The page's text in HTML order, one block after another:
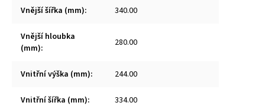
Vnější šířka (mm): 340.00
Vnější hloubka
(mm): 280.00
Vnitřní výška (mm): 244.00
Vnitřní šířka (mm): 334.00